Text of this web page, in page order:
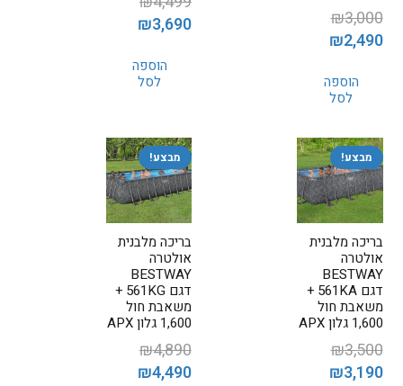
₪3,000
המחיר
היה:
₪3,000.
₪2,490
הוא:הוספה
לסל
המחיר
היה:
₪4,499.
₪3,690
הוא:הוספה
לסל
מבצע!
בריכה מלבנית
אולטרה
BESTWAY
דגם 561KA +
משאבת חול
1,600 גלון APX
₪3,500
המחיר₪3,190
מבצע!
בריכה מלבנית
אולטרה
BESTWAY
דגם 561KG +
משאבת חול
1,600 גלון APX
₪4,890
המחיר₪4,490